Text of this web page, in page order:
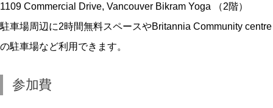
1109 Commercial Drive, Vancouver Bikram Yoga （2階）
駐車場周辺に2時間無料スペースやBritannia Community centre
の駐車場など利用できます。
参加費